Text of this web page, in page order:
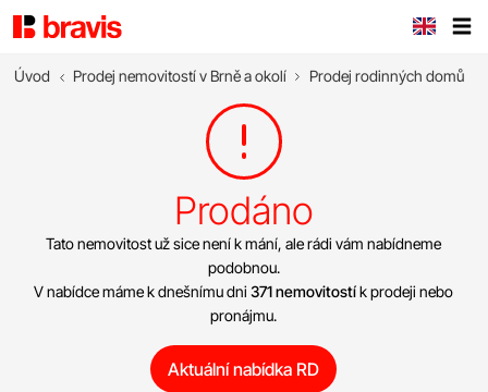
Úvod Prodej nemovitostí v Brně a okolí Prodej rodinných domů
Prodáno
Tato nemovitost už sice není k mání, ale rádi vám nabídneme
podobnou.
V nabídce máme k dnešnímu dni371 nemovitostík prodeji nebo
pronájmu.
Aktuální nabídka RD